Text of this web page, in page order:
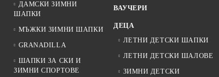
ДАМСКИ ЗИМНИ
ШАПКИ
МЪЖКИ ЗИМНИ ШАПКИ
GRANADILLA
ШАПКИ ЗА СКИ И
ЗИМНИ СПОРТОВЕ
ВАУЧЕРИ
ДЕЦА
ЛЕТНИ ДЕТСКИ ШАПКИ
ЛЕТНИ ДЕТСКИ ШАЛОВЕ
ЗИМНИ ДЕТСКИ